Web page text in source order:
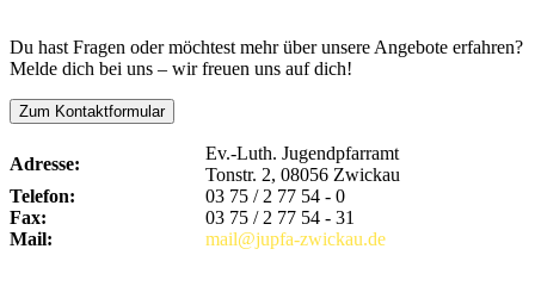
Du hast Fragen oder möchtest mehr über unsere Angebote erfahren?
Melde dich bei uns – wir freuen uns auf dich!
Zum Kontaktformular
Adresse:
Ev.-Luth. Jugendpfarramt
Tonstr. 2, 08056 Zwickau
Telefon:
03 75 / 2 77 54 - 0
Fax:
03 75 / 2 77 54 - 31
Mail:
mail@jupfa-zwickau.de